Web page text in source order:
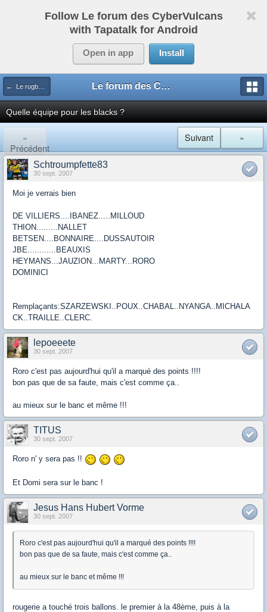
Follow Le forum des CyberVulcans
with Tapatalk for Android
Open in app Install
← Le rugby international Le forum des CyberVulcans
Quelle équipe pour les blacks ?
«
Précédent
»
Suivant
Schtroumpfette83
30 sept. 2007
Moi je verrais bien
DE VILLIERS....IBANEZ.....MILLOUD
THION.........NALLET
BETSEN....BONNAIRE....DUSSAUTOIR
JBE............BEAUXIS
HEYMANS...JAUZION...MARTY...RORO
DOMINICI
Remplaçants:SZARZEWSKI..POUX..CHABAL..NYANGA..MICHALA
CK..TRAILLE..CLERC.
lepoeeete
30 sept. 2007
Roro c'est pas aujourd'hui qu'il a marqué des points !!!!
bon pas que de sa faute, mais c'est comme ça..
au mieux sur le banc et même !!!
TITUS
30 sept. 2007
Roro n' y sera pas !!
Et Domi sera sur le banc !
Jesus Hans Hubert Vorme
30 sept. 2007
Roro c'est pas aujourd'hui qu'il a marqué des points !!!!
bon pas que de sa faute, mais c'est comme ça..
au mieux sur le banc et même !!!
rougerie a touché trois ballons. le premier à la 48ème, puis à la